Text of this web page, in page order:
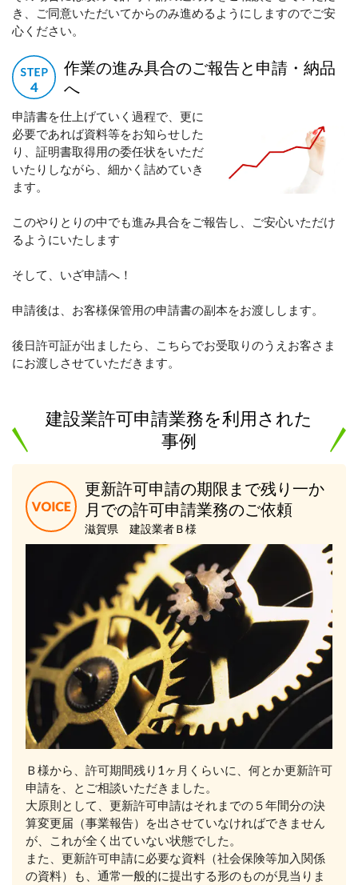
き、ご同意いただいてからのみ進めるようにしますのでご安
心ください。
作業の進み具合のご報告と申請・納品
へ
申請書を仕上げていく過程で、更に
必要であれば資料等をお知らせした
り、証明書取得用の委任状をいただ
いたりしながら、細かく詰めていき
ます。
このやりとりの中でも進み具合をご報告し、ご安心いただけ
るようにいたします
そして、いざ申請へ！
申請後は、お客様保管用の申請書の副本をお渡しします。
後日許可証が出ましたら、こちらでお受取りのうえお客さま
にお渡しさせていただきます。
建設業許可申請業務を利用された
事例
更新許可申請の期限まで残り一か
月での許可申請業務のご依頼
滋賀県 建設業者Ｂ様
Ｂ様から、許可期間残り1ヶ月くらいに、何とか更新許可
申請を、とご相談いただきました。
大原則として、更新許可申請はそれまでの５年間分の決
算変更届（事業報告）を出させていなければできません
が、これが全く出ていない状態でした。
また、更新許可申請に必要な資料（社会保険等加入関係
の資料）も、通常一般的に提出する形のものが見当りま